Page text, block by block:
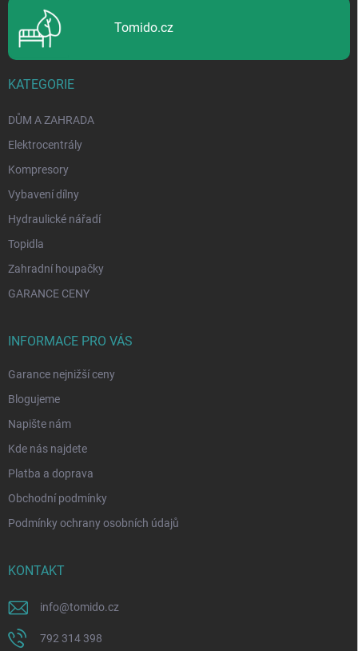
Tomido.cz
KATEGORIE
DŮM A ZAHRADA
Elektrocentrály
Kompresory
Vybavení dílny
Hydraulické nářadí
Topidla
Zahradní houpačky
GARANCE CENY
INFORMACE PRO VÁS
Garance nejnižší ceny
Blogujeme
Napište nám
Kde nás najdete
Platba a doprava
Obchodní podmínky
Podmínky ochrany osobních údajů
KONTAKT
info@tomido.cz
792 314 398